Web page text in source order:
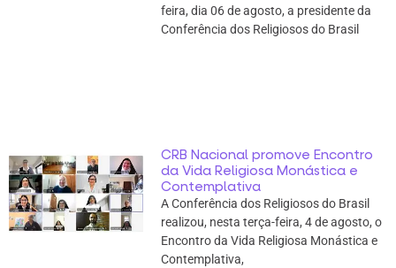
feira, dia 06 de agosto, a presidente da
Conferência dos Religiosos do Brasil
CRB Nacional promove Encontro
da Vida Religiosa Monástica e
Contemplativa
A Conferência dos Religiosos do Brasil
realizou, nesta terça-feira, 4 de agosto, o
Encontro da Vida Religiosa Monástica e
Contemplativa,